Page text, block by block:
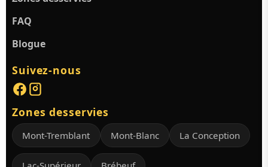
FAQ
Blogue
Suivez-nous
Zones desservies
Mont-Tremblant Mont-Blanc La Conception